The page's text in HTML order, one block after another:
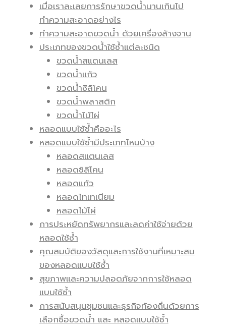
เมื่อเราละเลยการรักษาขวดน้ำนานเกินไป
ทำความสะอาดอย่างไร
ทำความสะอาดขวดน้ำ ด้วยเครื่องล้างจาน
ประเภทของขวดน้ำใช้ซ้ำแต่ละชนิด
ขวดน้ำสแตนเลส
ขวดน้ำแก้ว
ขวดน้ำซิลิโคน
ขวดน้ำพลาสติก
ขวดน้ำไม้ไผ่
หลอดแบบใช้ซ้ำคืออะไร
หลอดแบบใช้ซ้ำมีประเภทไหนบ้าง
หลอดสแตนเลส
หลอดซิลิโคน
หลอดแก้ว
หลอดไทเทเนียม
หลอดไม้ไผ่
การประหยัดทรัพยากรและลดค่าใช้จ่ายด้วย
หลอดใช้ซ้ำ
คุณสมบัติของวัสดุและการใช้งานที่เหมาะสม
ของหลอดแบบใช้ซ้ำ
สุขภาพและความปลอดภัยจากการใช้หลอด
แบบใช้ซ้ำ
การสนับสนุนชุมชนและธุรกิจท้องถิ่นด้วยการ
เลือกซื้อขวดน้ำ และ หลอดแบบใช้ซ้ำ